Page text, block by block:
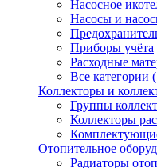
Насосное
Насосы и
Приборы учёта
Расходные
Все категории
Коллекторы и
Группы
Коллекторы
Отопительное
Радиаторы